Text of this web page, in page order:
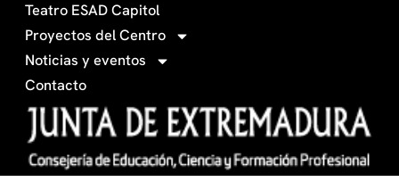
f
a
c
b
o
o
k
Teatro ESAD Capitol
Proyectos del Centro
Noticias y eventos
Contacto